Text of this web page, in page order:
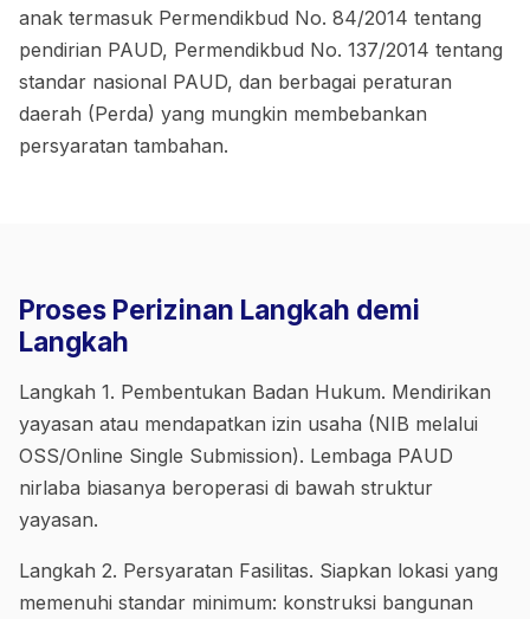
anak termasuk Permendikbud No. 84/2014 tentang
pendirian PAUD, Permendikbud No. 137/2014 tentang
standar nasional PAUD, dan berbagai peraturan
daerah (Perda) yang mungkin membebankan
persyaratan tambahan.
Proses Perizinan Langkah demi
Langkah
Langkah 1. Pembentukan Badan Hukum. Mendirikan
yayasan atau mendapatkan izin usaha (NIB melalui
OSS/Online Single Submission). Lembaga PAUD
nirlaba biasanya beroperasi di bawah struktur
yayasan.
Langkah 2. Persyaratan Fasilitas. Siapkan lokasi yang
memenuhi standar minimum: konstruksi bangunan